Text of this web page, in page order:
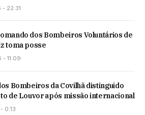
22:31
dos Bombeiros Voluntários de
toma posse
11:09
Bombeiros da Covilhã distinguido
de Louvor após missão internacional
0:13